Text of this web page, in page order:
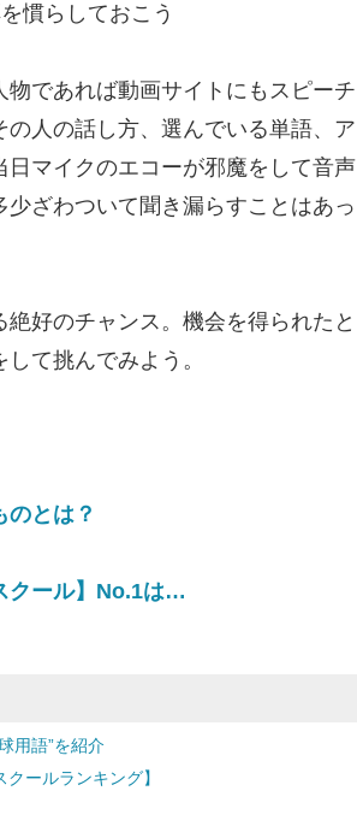
慣らしておこう
であれば動画サイトにもスピーチ
人の話し方、選んでいる単語、ア
マイクのエコーが邪魔をして音声
ざわついて聞き漏らすことはあっ
好のチャンス。機会を得られたと
て挑んでみよう。
のとは？
クール】No.1は…
用語”を紹介
ールランキング】